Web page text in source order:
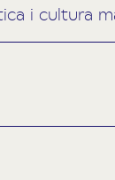
i cultura